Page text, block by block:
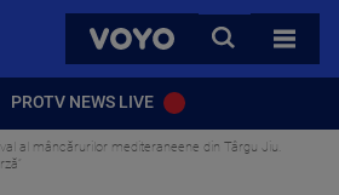
VOYO
CAUTA
TOATE
PROTV NEWS LIVE
al mâncărurilor mediteraneene din Târgu Jiu.